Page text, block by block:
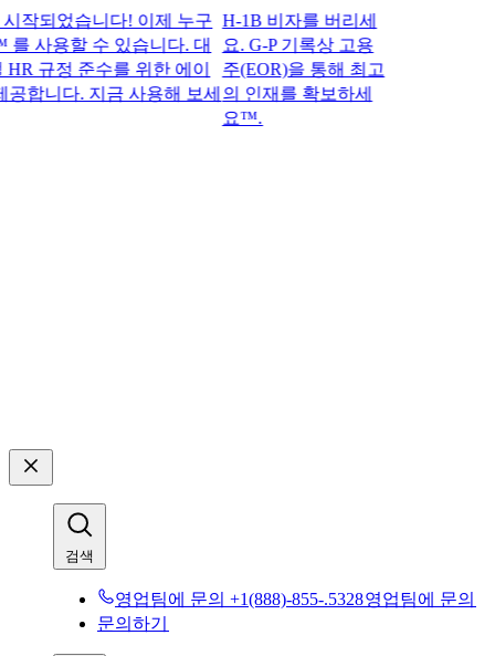
되었습니다! 이제 누구
용할 수 있습니다. 대
정 준수를 위한 에이
니다. 지금 사용해 보세
H-1B 비자를 버리세
요. G-P 기록상 고용
주(EOR)을 통해 최고
의 인재를 확보하세
요™.​​
검색​​
영업팀에 문의 +1(888)-855-.5328​​영업팀에 문의​​
문의하기​​